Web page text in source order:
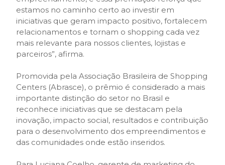
estamos no caminho certo ao investir em
iniciativas que geram impacto positivo, fortalecem
relacionamentos e tornam o shopping cada vez
mais relevante para nossos clientes, lojistas e
parceiros”, afirma.
Promovida pela Associação Brasileira de Shopping
Centers (Abrasce), o prêmio é considerado a mais
importante distinção do setor no Brasil e
reconhece iniciativas que se destacam pela
inovação, impacto social, resultados e contribuição
para o desenvolvimento dos empreendimentos e
das comunidades onde estão inseridos.